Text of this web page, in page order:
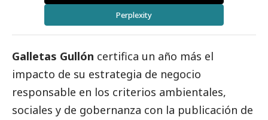
Perplexity
Galletas Gullón certifica un año más el
impacto de su estrategia de negocio
responsable en los criterios ambientales,
sociales y de gobernanza con la publicación de